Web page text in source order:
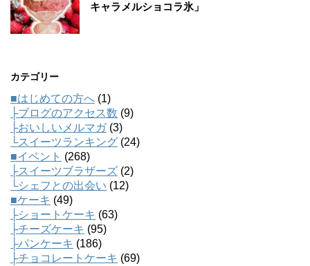
キャラメルショコラ氷」
カテゴリー
■はじめての方へ (1)
├ブログのアクセス数 (9)
├おいしいメルマガ(3)
└スイーツランキング (24)
■イベント (268)
├スイーツブラザーズ (2)
└シェフとの出会い (12)
■ケーキ (49)
├ショートケーキ (63)
├チーズケーキ (95)
├パンケーキ (186)
├チョコレートケーキ (69)